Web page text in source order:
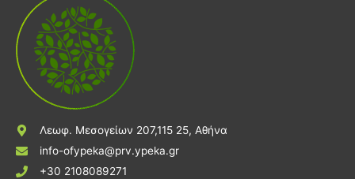
Λεωφ. Μεσογείων 207,115 25, Αθήνα
info-ofypeka@prv.ypeka.gr
+30 2108089271